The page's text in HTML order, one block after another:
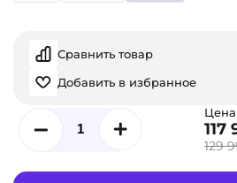
Сравнить товар
Добавить в избранное
117
129